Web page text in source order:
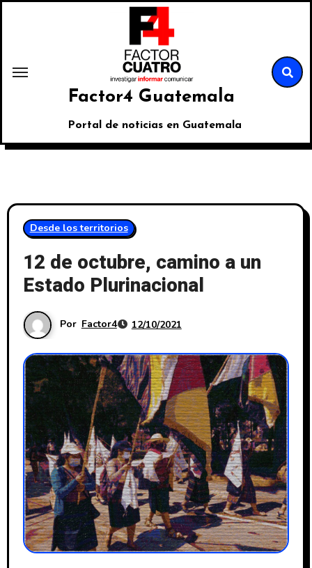
Factor4 Guatemala
Portal de noticias en Guatemala
Desde los territorios
12 de octubre, camino a un
Estado Plurinacional
Por Factor4 12/10/2021